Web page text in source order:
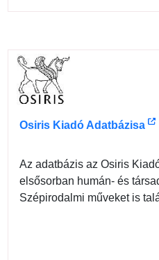
Osiris Kiadó Adatbázisa
Az adatbázis az Osiris
elsősorban humán- és
Szépirodalmi műveket is